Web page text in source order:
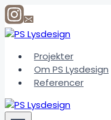
Fortsæt
til
indhold
Projekter
Om PS Lysdesign
Referencer